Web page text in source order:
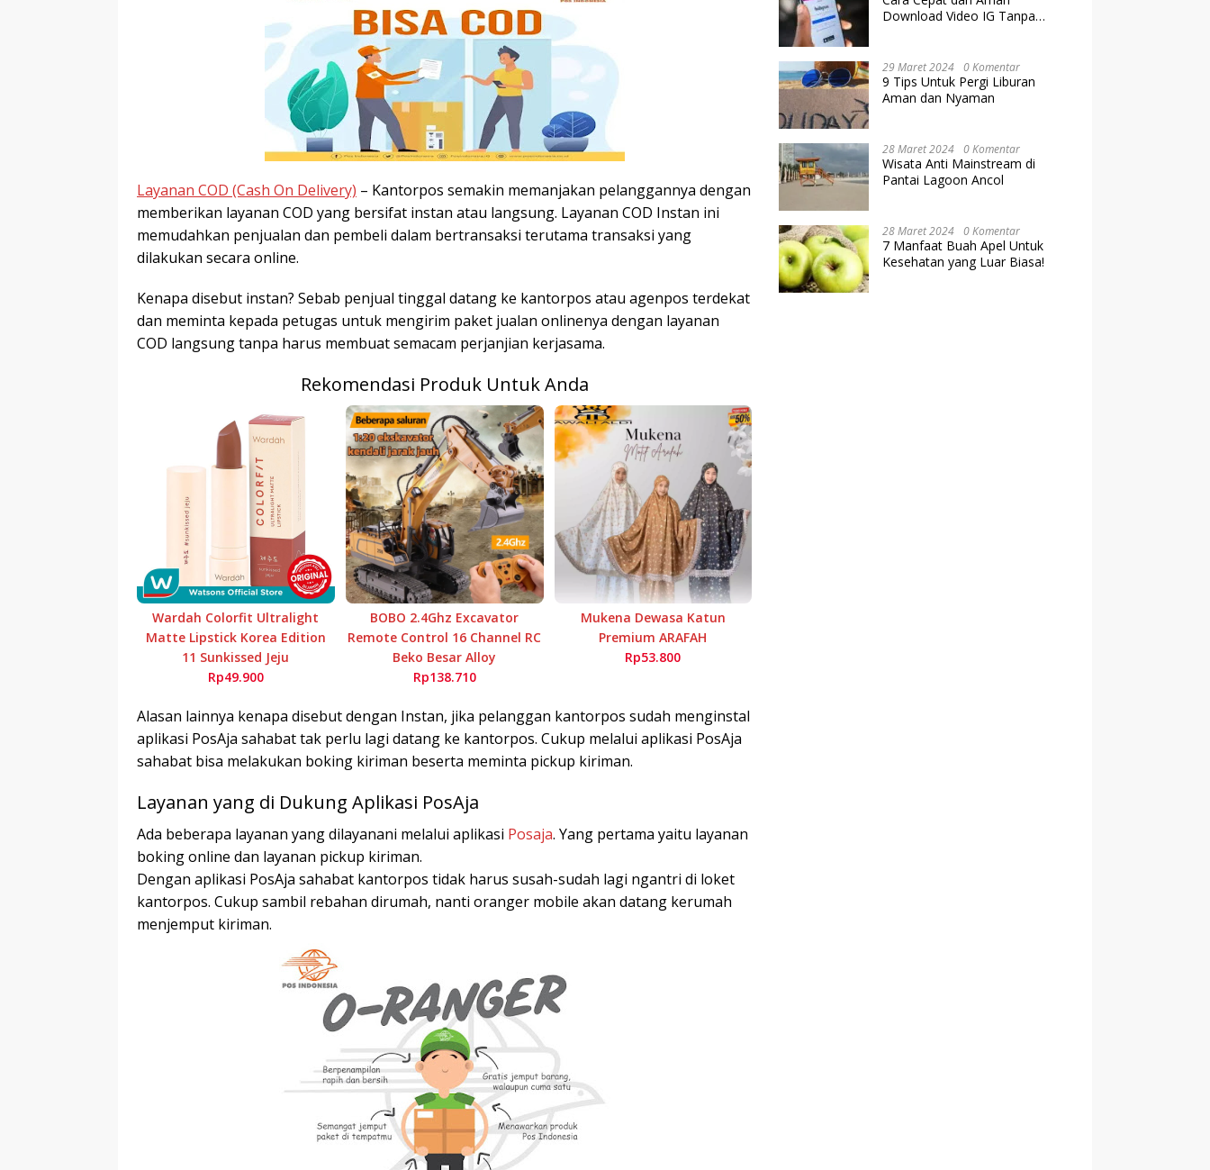
Layanan COD (Cash On Delivery) – Kantorpos semakin memanjakan pelanggannya dengan
memberikan layanan COD yang bersifat instan atau langsung. Layanan COD Instan ini
memudahkan penjualan dan pembeli dalam bertransaksi terutama transaksi yang
dilakukan secara online.
Kenapa disebut instan? Sebab penjual tinggal datang ke kantorpos atau agenpos terdekat
dan meminta kepada petugas untuk mengirim paket jualan onlinenya dengan layanan
COD langsung tanpa harus membuat semacam perjanjian kerjasama.
Rekomendasi Produk Untuk Anda
Wardah Colorfit Ultralight
Matte Lipstick Korea Edition
11 Sunkissed Jeju
Rp49.900
BOBO 2.4Ghz Excavator
Remote Control 16 Channel RC
Beko Besar Alloy
Rp138.710
Mukena Dewasa Katun
Premium ARAFAH
Rp53.800
Alasan lainnya kenapa disebut dengan Instan, jika pelanggan kantorpos sudah menginstal
aplikasi PosAja sahabat tak perlu lagi datang ke kantorpos. Cukup melalui aplikasi PosAja
sahabat bisa melakukan boking kiriman beserta meminta pickup kiriman.
Layanan yang di Dukung Aplikasi PosAja
Ada beberapa layanan yang dilayanani melalui aplikasi Posaja. Yang pertama yaitu layanan
boking online dan layanan pickup kiriman.
Dengan aplikasi PosAja sahabat kantorpos tidak harus susah-sudah lagi ngantri di loket
kantorpos. Cukup sambil rebahan dirumah, nanti oranger mobile akan datang kerumah
menjemput kiriman.
Download Video IG Tanpa
29 Maret 2024 0 Komentar
9 Tips Untuk Pergi Liburan
Aman dan Nyaman
28 Maret 2024 0 Komentar
Wisata Anti Mainstream di
Pantai Lagoon Ancol
28 Maret 2024 0 Komentar
7 Manfaat Buah Apel Untuk
Kesehatan yang Luar Biasa!